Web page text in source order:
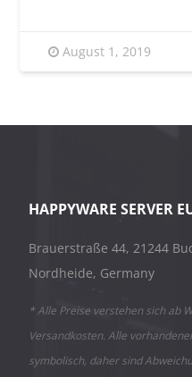
August 1, 2019
HAPPYWARE SERVER
Brauerstraße 44, 21244
Nordheide, Germany
* Alle Preise verstehen sich ab
Versandkosten. Alle
symbolisch, daher sind